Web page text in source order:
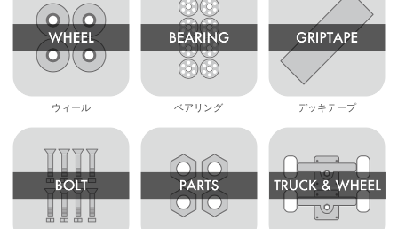
ウィール ベアリング デッキテープ